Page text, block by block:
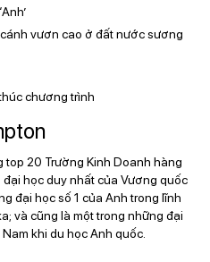
vươn cao ở đất nước sương
chương trình
20 Trường Kinh Doanh hàng
học duy nhất của Vương quốc
đại học số 1 của Anh trong lĩnh
và cũng là một trong những đại
khi du học Anh quốc.